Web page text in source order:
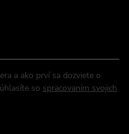
a ako prví sa dozviete o
so spracovaním svojich